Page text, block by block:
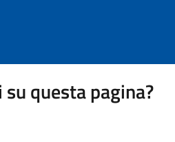
questa pagina?